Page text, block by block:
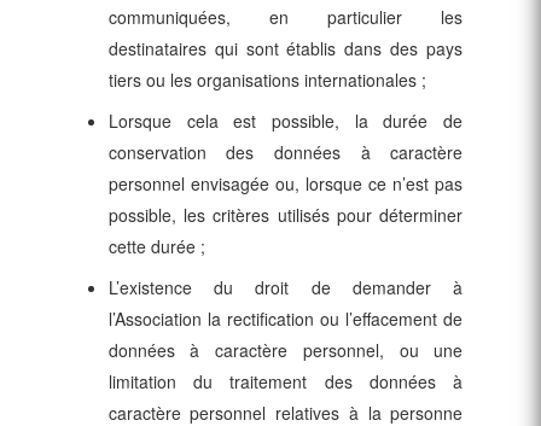
communiquées, en particulier les
destinataires qui sont établis dans des pays
tiers ou les organisations internationales ;
Lorsque cela est possible, la durée de
conservation des données à caractère
personnel envisagée ou, lorsque ce n’est pas
possible, les critères utilisés pour déterminer
cette durée ;
L’existence du droit de demander à
l’Association la rectification ou l’effacement de
données à caractère personnel, ou une
limitation du traitement des données à
caractère personnel relatives à la personne